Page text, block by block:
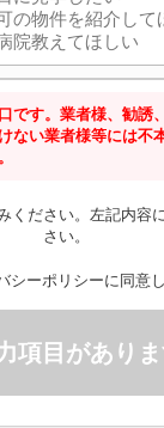
す。業者様、勧誘
ない業者様等には不
ください。左記内容
さい。
シーポリシーに同意し
項目があり